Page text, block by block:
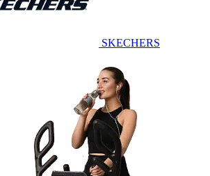
SKECHERS